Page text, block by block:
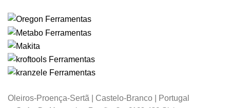
Oleiros-Proença-Sertã | Castelo-Branco | Portugal